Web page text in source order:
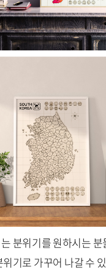
분위기를 원하시는
기로 가꾸어 나갈 수